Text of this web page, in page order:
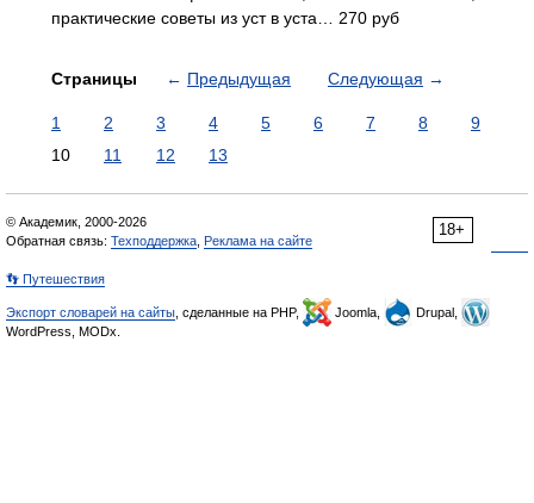
практические советы из уст в уста… 270 руб
Страницы ← Предыдущая Следующая →
1 2 3 4 5 6 7 8
9
10
11 12 13
18+
© Академик, 2000-2026
Обратная связь: Техподдержка Реклама на сайте
👣 Путешествия
Экспорт словарей на сайты , сделанные на PHP, Joomla,
Drupal,
WordPress, MODx.